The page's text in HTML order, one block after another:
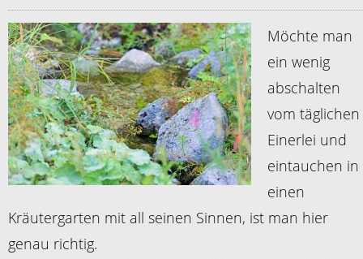
Möchte man
ein wenig
abschalten
vom täglichen
Einerlei und
eintauchen in
einen
Kräutergarten mit all seinen Sinnen, ist man hier
genau richtig.